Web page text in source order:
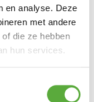
en analyse. Deze
met andere
die ze hebben
hun services.
€250,-*
Shops